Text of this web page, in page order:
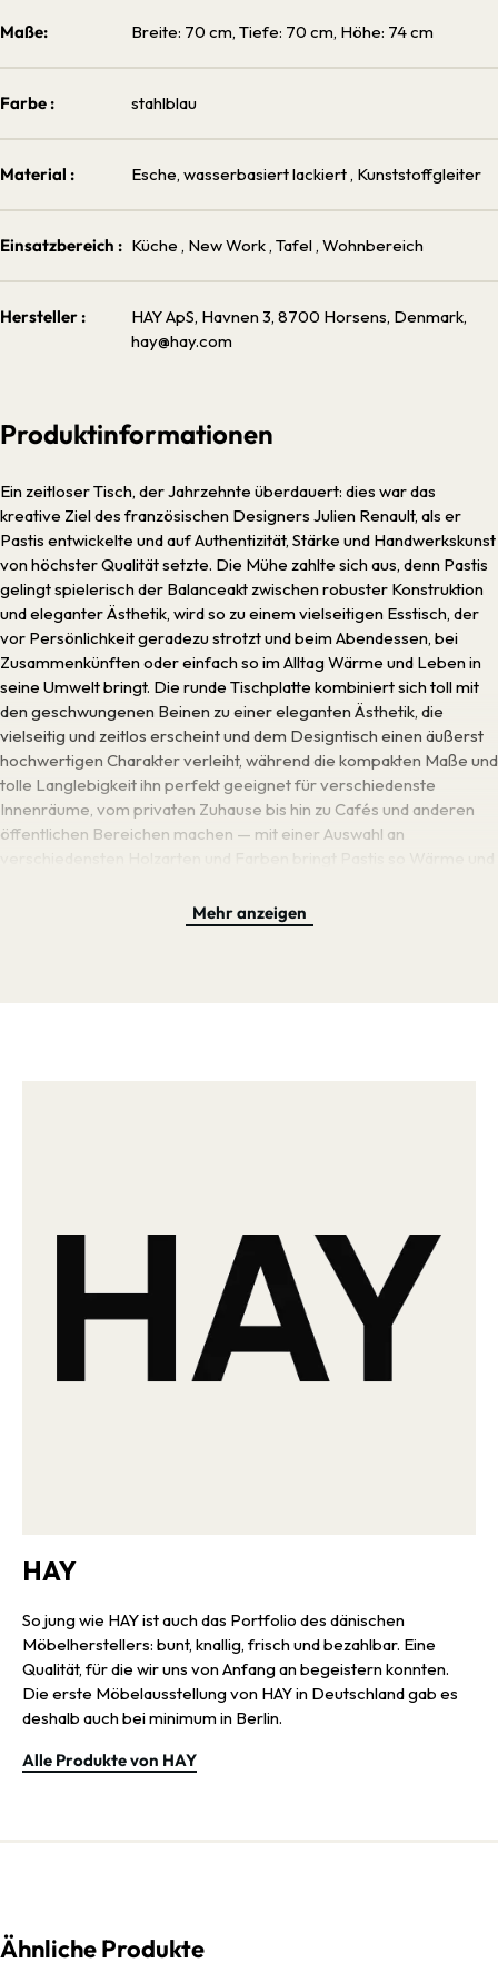
Maße: Breite: 70 cm, Tiefe: 70 cm, Höhe: 74 cm
Farbe : stahlblau
Material : Esche, wasserbasiert lackiert , Kunststoffgleiter
Einsatzbereich : Küche , New Work , Tafel , Wohnbereich
Hersteller :
HAY ApS, Havnen 3, 8700 Horsens, Denmark,
hay@hay.com
Produktinformationen
Ein zeitloser Tisch, der Jahrzehnte überdauert: dies war das
kreative Ziel des französischen Designers Julien Renault, als er
Pastis entwickelte und auf Authentizität, Stärke und Handwerkskunst
von höchster Qualität setzte. Die Mühe zahlte sich aus, denn Pastis
gelingt spielerisch der Balanceakt zwischen robuster Konstruktion
und eleganter Ästhetik, wird so zu einem vielseitigen Esstisch, der
vor Persönlichkeit geradezu strotzt und beim Abendessen, bei
Zusammenkünften oder einfach so im Alltag Wärme und Leben in
seine Umwelt bringt. Die runde Tischplatte kombiniert sich toll mit
den geschwungenen Beinen zu einer eleganten Ästhetik, die
vielseitig und zeitlos erscheint und dem Designtisch einen äußerst
hochwertigen Charakter verleiht, während die kompakten Maße und
tolle Langlebigkeit ihn perfekt geeignet für verschiedenste
Innenräume, vom privaten Zuhause bis hin zu Cafés und anderen
öffentlichen Bereichen machen — mit einer Auswahl an
Mehr anzeigen
HAY
So jung wie HAY ist auch das Portfolio des dänischen
Möbelherstellers: bunt, knallig, frisch und bezahlbar. Eine
Qualität, für die wir uns von Anfang an begeistern konnten.
Die erste Möbelausstellung von HAY in Deutschland gab es
deshalb auch bei minimum in Berlin.
Alle Produkte von HAY
Ähnliche Produkte